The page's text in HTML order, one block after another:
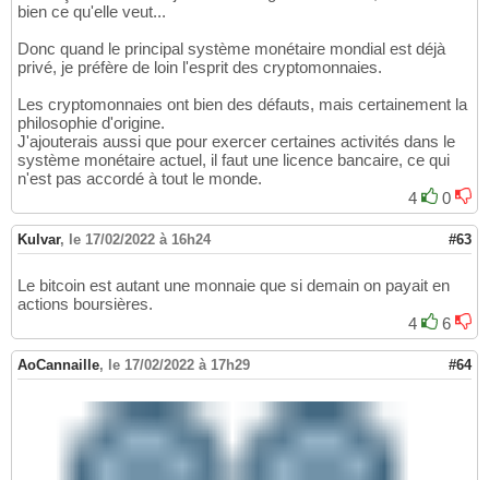
bien ce qu'elle veut...
Donc quand le principal système monétaire mondial est déjà
privé, je préfère de loin l'esprit des cryptomonnaies.
Les cryptomonnaies ont bien des défauts, mais certainement la
philosophie d'origine.
J'ajouterais aussi que pour exercer certaines activités dans le
système monétaire actuel, il faut une licence bancaire, ce qui
n'est pas accordé à tout le monde.
4
0
Kulvar, le 17/02/2022 à 16h24 #63
Le bitcoin est autant une monnaie que si demain on payait en
actions boursières.
4
6
AoCannaille, le 17/02/2022 à 17h29 #64